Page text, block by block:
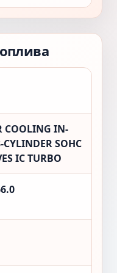
COOLING IN-
CYLINDER SOHC
IC TURBO